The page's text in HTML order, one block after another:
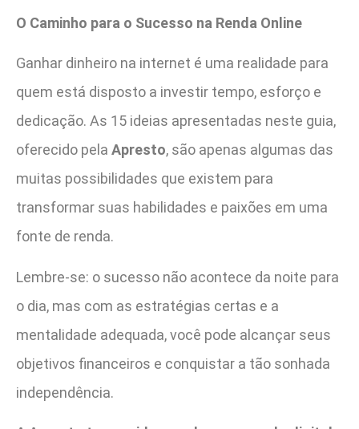
O Caminho para o Sucesso na Renda Online
Ganhar dinheiro na internet é uma realidade para
quem está disposto a investir tempo, esforço e
dedicação. As 15 ideias apresentadas neste guia,
oferecido pela Apresto, são apenas algumas das
muitas possibilidades que existem para
transformar suas habilidades e paixões em uma
fonte de renda.
Lembre-se: o sucesso não acontece da noite para
o dia, mas com as estratégias certas e a
mentalidade adequada, você pode alcançar seus
objetivos financeiros e conquistar a tão sonhada
independência.